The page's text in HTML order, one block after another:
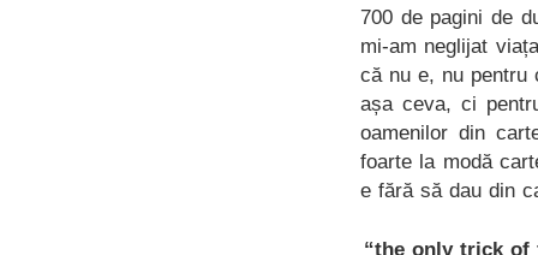
700 de pagini de
mi-am neglijat
că nu e, nu pentru
așa ceva, ci
oamenilor din
foarte la modă
e fără să dau din
“the only trick of